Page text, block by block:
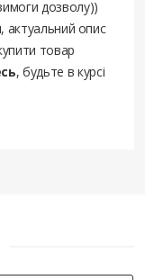
дозволу))
актуальний опис
товар
, будьте в курсі